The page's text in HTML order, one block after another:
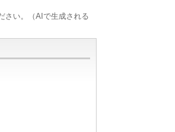
さい。（AIで生成される